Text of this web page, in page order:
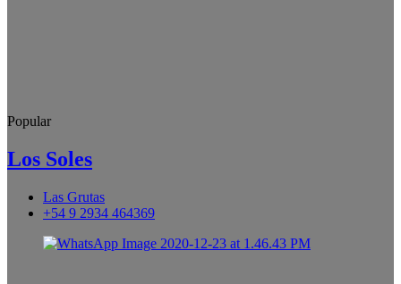
Popular
Los Soles
Las Grutas
+54 9 2934 464369